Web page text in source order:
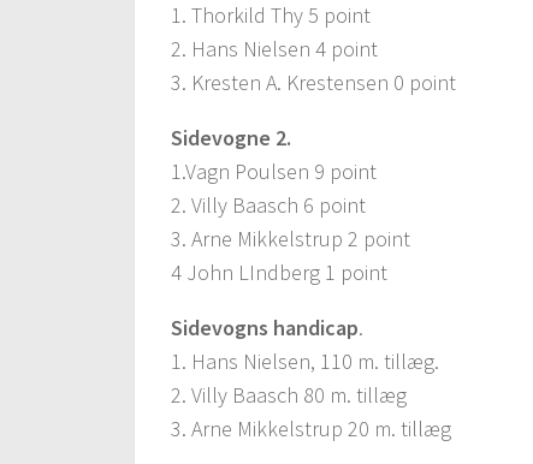
1. Thorkild Thy 5 point
2. Hans Nielsen 4 point
3. Kresten A. Krestensen 0 point
Sidevogne 2.
1.Vagn Poulsen 9 point
2. Villy Baasch 6 point
3. Arne Mikkelstrup 2 point
4 John LIndberg 1 point
Sidevogns handicap.
1. Hans Nielsen, 110 m. tillæg.
2. Villy Baasch 80 m. tillæg
3. Arne Mikkelstrup 20 m. tillæg